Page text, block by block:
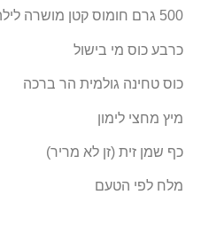
500 גרם חומוס קטן מושרה לילה עם כפית סודה לשתייה
כרבע כוס מי בישול
כוס טחינה גולמית הר ברכה
מיץ מחצי לימון
כף שמן זית (זן לא מריר)
מלח לפי הטעם